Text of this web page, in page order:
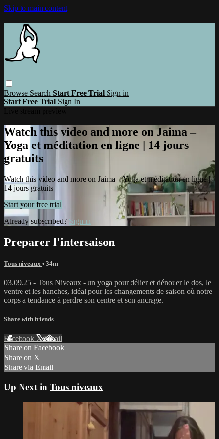
Skip to main content
Browse Search Start Free Trial Sign in
Start Free Trial Sign In
Watch this video and more on Jaima –
Yoga et méditation en ligne | 14 jours
gratuits
Watch this video and more on Jaima – Yoga et méditation en ligne |
14 jours gratuits
Start your free trial
Already subscribed? Sign in
Preparer l'intersaison
Tous niveaux • 34m
03.09.25 - Tous Niveaux - un yoga pour délier et dénouer le dos, le
ventre et les hanches, idéal pour les changements de saison où notre
corps a tendance à perdre son centre et son ancrage.
Share with friends
Facebook XEmail
Share on Facebook
Share on X
Share via Email
Up Next in Tous niveaux